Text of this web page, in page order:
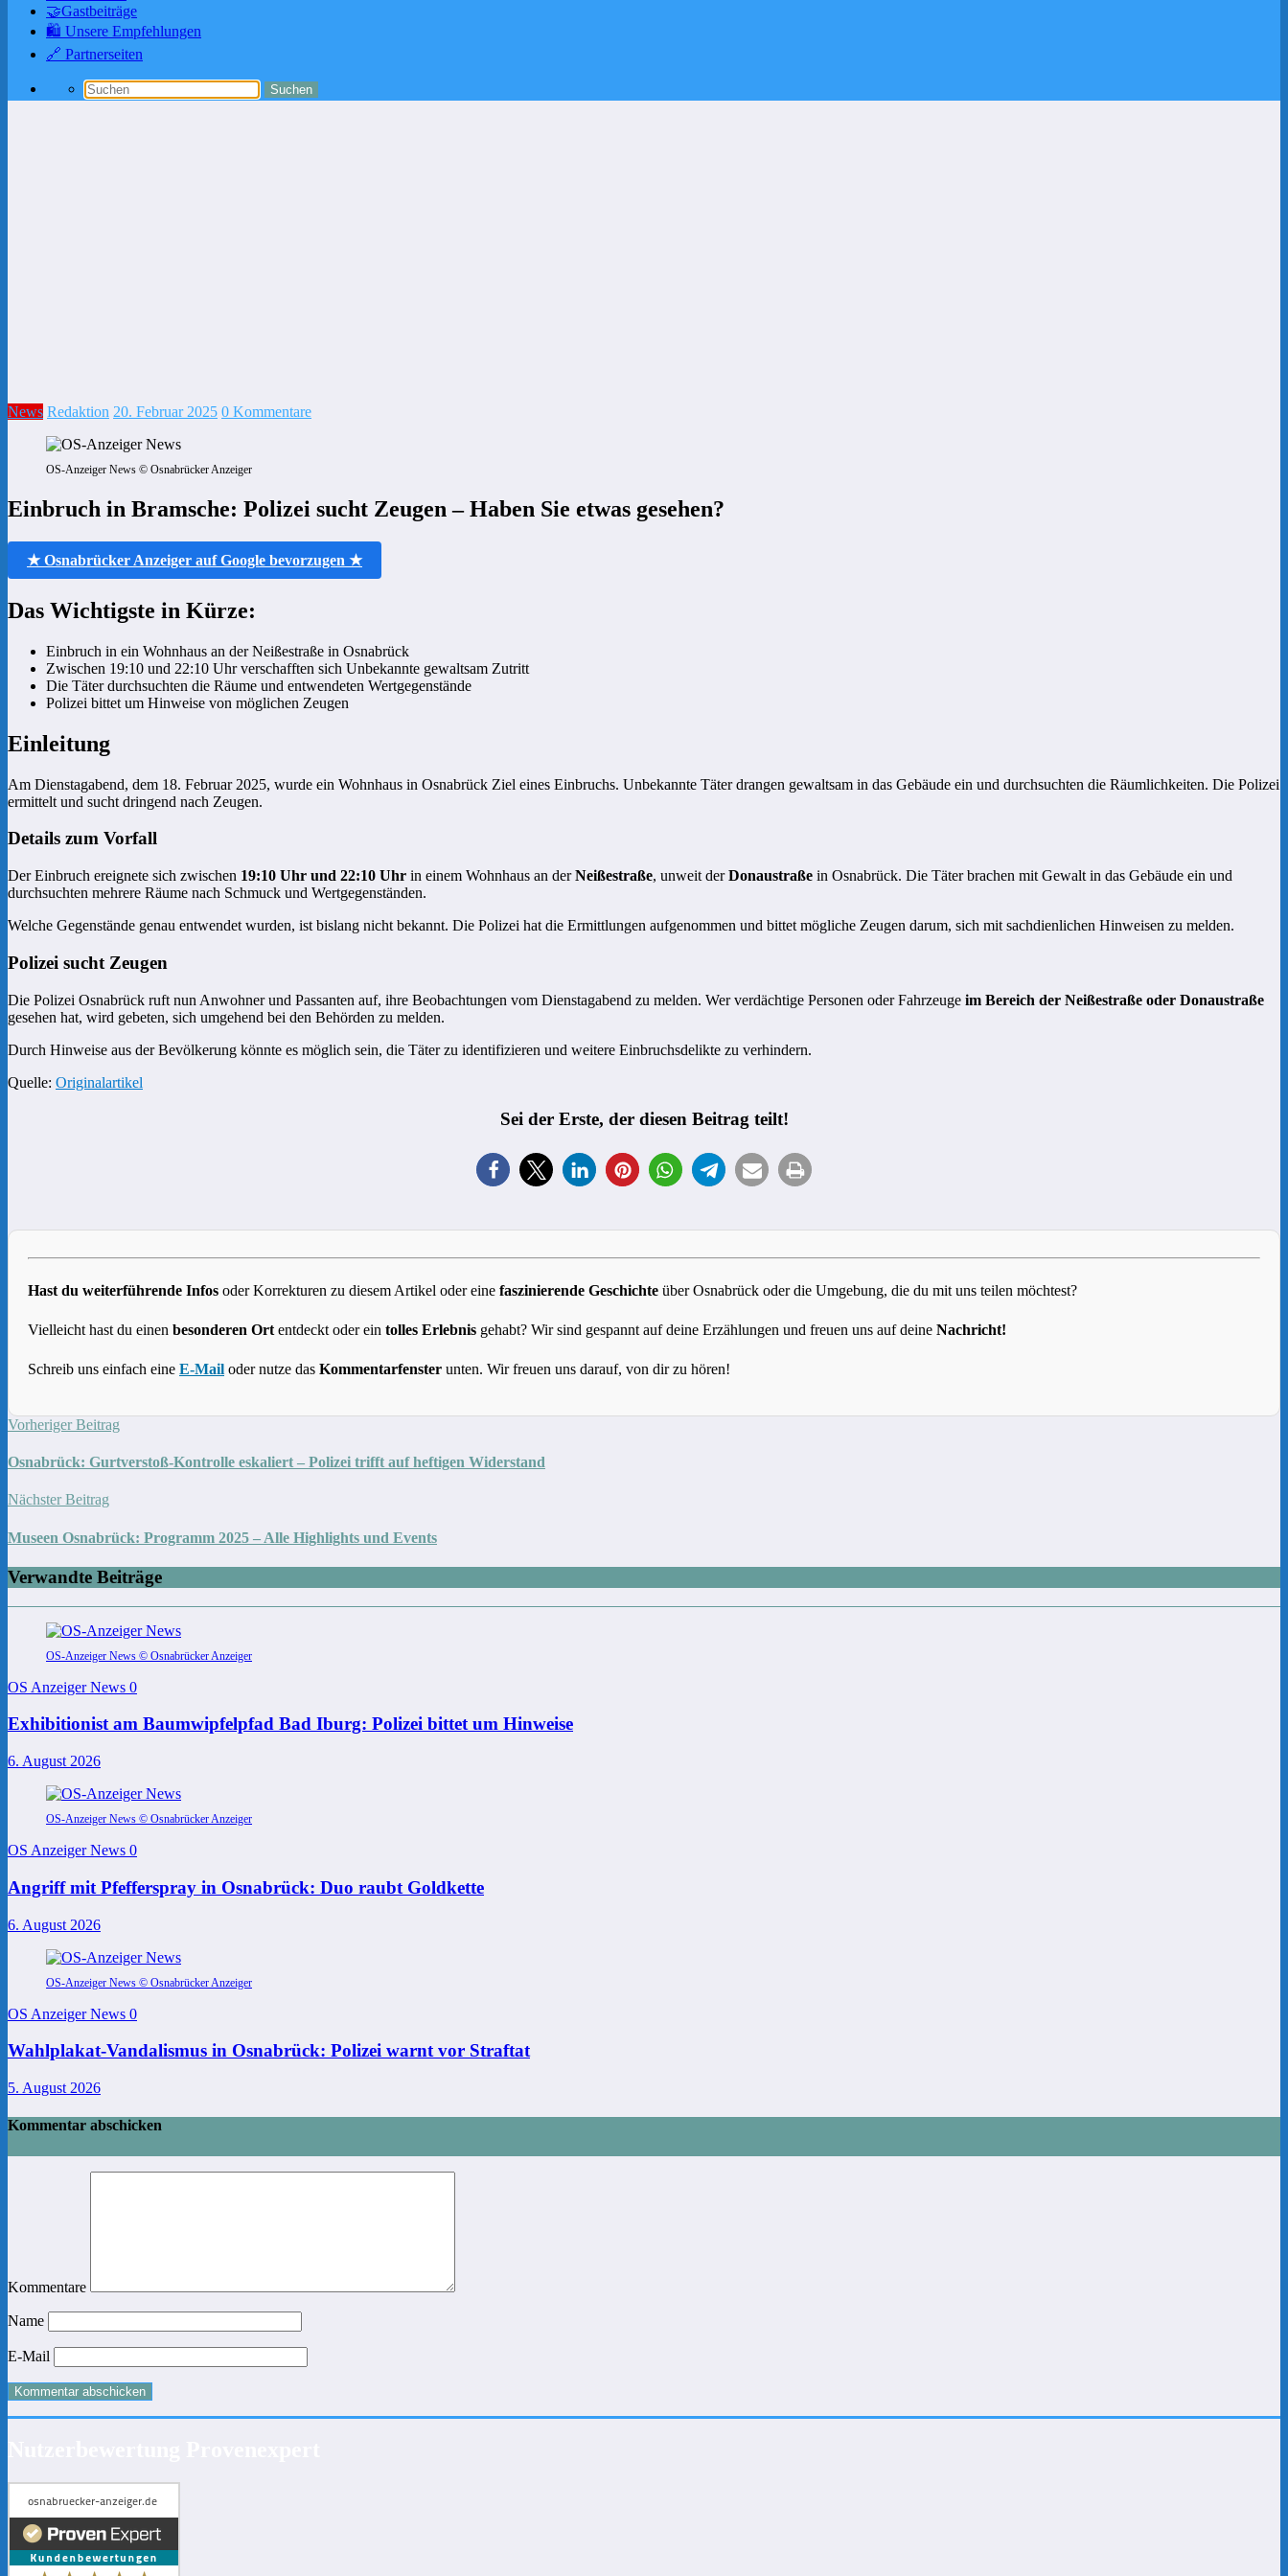
🤝Gastbeiträge
🛍️ Unsere Empfehlungen
🔗 Partnerseiten
News Redaktion 20. Februar 2025 0 Kommentare
OS-Anzeiger News © Osnabrücker Anzeiger
Einbruch in Bramsche: Polizei sucht Zeugen – Haben Sie etwas gesehen?
★ Osnabrücker Anzeiger auf Google bevorzugen ★
Das Wichtigste in Kürze:
Einbruch in ein Wohnhaus an der Neißestraße in Osnabrück
Zwischen 19:10 und 22:10 Uhr verschafften sich Unbekannte gewaltsam Zutritt
Die Täter durchsuchten die Räume und entwendeten Wertgegenstände
Polizei bittet um Hinweise von möglichen Zeugen
Einleitung
Am Dienstagabend, dem 18. Februar 2025, wurde ein Wohnhaus in Osnabrück Ziel eines Einbruchs. Unbekannte Täter drangen gewaltsam in das Gebäude ein und durchsuchten die Räumlichkeiten. Die Polizei
ermittelt und sucht dringend nach Zeugen.
Details zum Vorfall
Der Einbruch ereignete sich zwischen 19:10 Uhr und 22:10 Uhr in einem Wohnhaus an derNeißestraße, unweit derDonaustraße in Osnabrück. Die Täter brachen mit Gewalt in das Gebäude ein und
durchsuchten mehrere Räume nach Schmuck und Wertgegenständen.
Welche Gegenstände genau entwendet wurden, ist bislang nicht bekannt. Die Polizei hat die Ermittlungen aufgenommen und bittet mögliche Zeugen darum, sich mit sachdienlichen Hinweisen zu melden.
Polizei sucht Zeugen
Die Polizei Osnabrück ruft nun Anwohner und Passanten auf, ihre Beobachtungen vom Dienstagabend zu melden. Wer verdächtige Personen oder Fahrzeuge im Bereich der Neißestraße oder Donaustraße
gesehen hat, wird gebeten, sich umgehend bei den Behörden zu melden.
Durch Hinweise aus der Bevölkerung könnte es möglich sein, die Täter zu identifizieren und weitere Einbruchsdelikte zu verhindern.
Quelle: Originalartikel
Sei der Erste, der diesen Beitrag teilt!
Hast du weiterführende Infos oder Korrekturen zu diesem Artikel oder eine faszinierende Geschichte über Osnabrück oder die Umgebung, die du mit uns teilen möchtest?
Vielleicht hast du einen besonderen Ort entdeckt oder ein tolles Erlebnis gehabt? Wir sind gespannt auf deine Erzählungen und freuen uns auf deine Nachricht!
Schreib uns einfach eine E-Mail oder nutze das Kommentarfenster unten. Wir freuen uns darauf, von dir zu hören!
Vorheriger Beitrag
Osnabrück: Gurtverstoß-Kontrolle eskaliert – Polizei trifft auf heftigen Widerstand
Nächster Beitrag
Museen Osnabrück: Programm 2025 – Alle Highlights und Events
Verwandte Beiträge
OS-Anzeiger News © Osnabrücker Anzeiger
OS Anzeiger News 0
Exhibitionist am Baumwipfelpfad Bad Iburg: Polizei bittet um Hinweise
6. August 2026
OS-Anzeiger News © Osnabrücker Anzeiger
OS Anzeiger News 0
Angriff mit Pfefferspray in Osnabrück: Duo raubt Goldkette
6. August 2026
OS-Anzeiger News © Osnabrücker Anzeiger
OS Anzeiger News 0
Wahlplakat-Vandalismus in Osnabrück: Polizei warnt vor Straftat
5. August 2026
Kommentar abschicken
Kommentare
Name
E-Mail